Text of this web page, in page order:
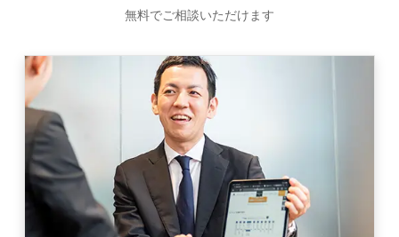
無料でご相談いただけます